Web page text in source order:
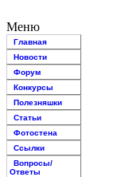
Меню
Главная
Новости
Форум
Конкурсы
Полезняшки
Статьи
Фотостена
Ссылки
Вопросы/
Ответы